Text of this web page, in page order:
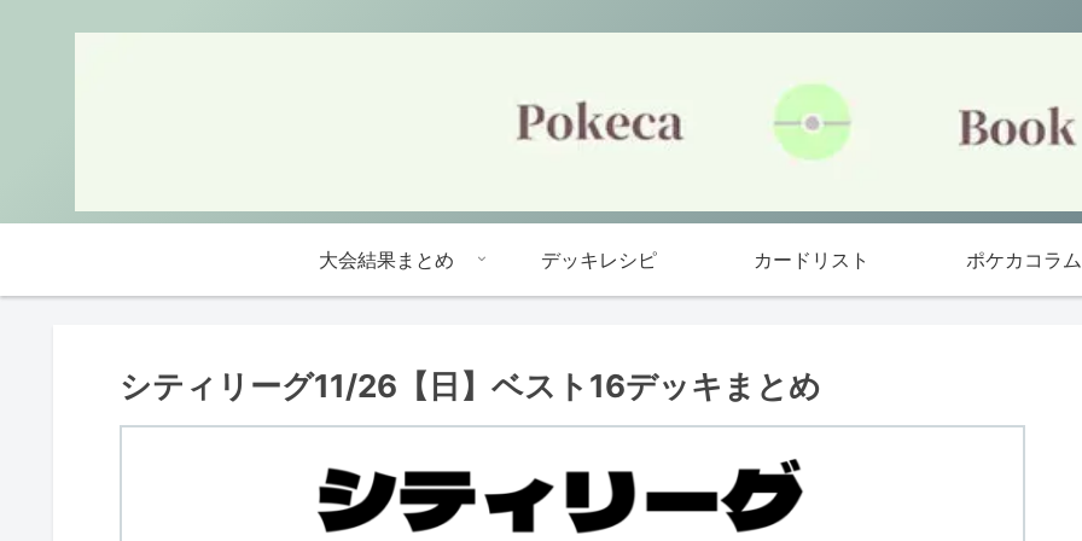
大会結果まとめ デッキレシピ カードリスト ポケカコラム
シティリーグ11/26【日】ベスト16デッキまとめ